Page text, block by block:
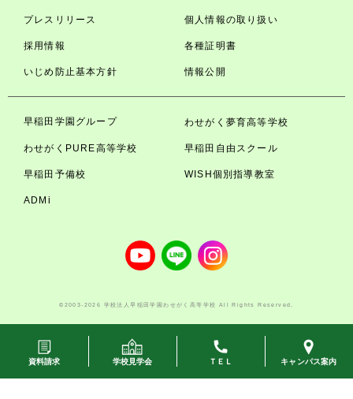
資料請求 学校見学会 ＴＥＬ キャンパス案内
プレスリリース 個人情報の取り扱い
採用情報 各種証明書
いじめ防止基本方針 情報公開
早稲田学園グループ わせがく夢育高等学校
わせがくPURE高等学校 早稲田自由スクール
早稲田予備校 WISH個別指導教室
ADMi
©2003-2026 学校法人早稲田学園わせがく高等学校 All Rights Reserved.